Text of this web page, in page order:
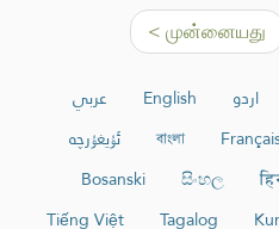
< முன்னையது
عربي English اردو
ئۇيغۇرچە
বাংলা
Bosanski
සිංහල
Tiếng Việt
Tagalog